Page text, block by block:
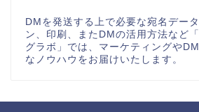
DMを発送する上で必要な宛名デー
ン、印刷、またDMの活用方法など
グラボ」では、マーケティングや
なノウハウをお届けいたします。